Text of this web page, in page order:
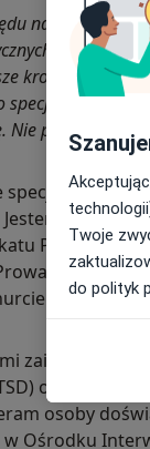
na duże
Podczas
kroki - zapisuję
przyjmuję
specjalnością
PTTPB
oraz
osoby
Ośrodku
Twoje
do polityk